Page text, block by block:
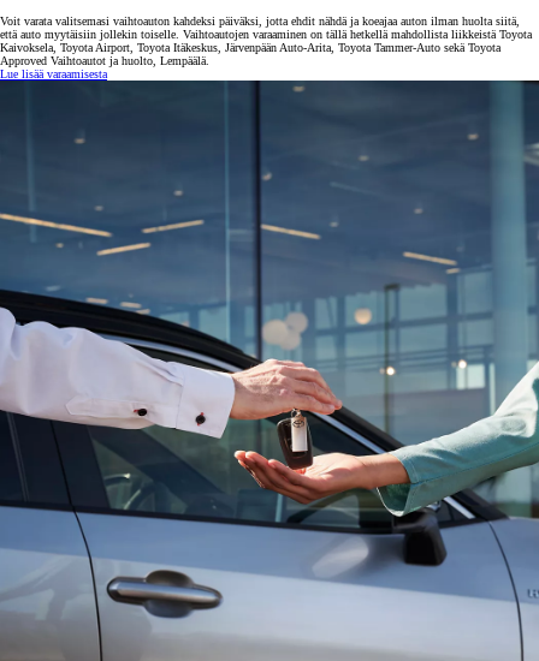
Voit varata valitsemasi vaihtoauton kahdeksi päiväksi, jotta ehdit nähdä ja koeajaa auton ilman huolta siitä,
että auto myytäisiin jollekin toiselle. Vaihtoautojen varaaminen on tällä hetkellä mahdollista liikkeistä Toyota
Kaivoksela, Toyota Airport, Toyota Itäkeskus, Järvenpään Auto-Arita, Toyota Tammer-Auto sekä Toyota
Approved Vaihtoautot ja huolto, Lempäälä.
Lue lisää varaamisesta